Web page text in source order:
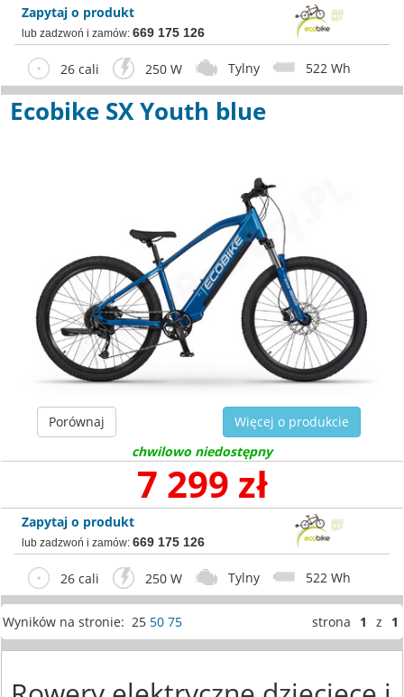
Zapytaj o produkt
lub zadzwoń i zamów: 669 175 126
26 cali 250 W Tylny 522 Wh
Ecobike SX Youth blue
Porównaj
Więcej o produkcie
chwilowo niedostępny
7 299 zł
Zapytaj o produkt
lub zadzwoń i zamów: 669 175 126
26 cali 250 W Tylny 522 Wh
strona 1 z 1
Wyników na stronie: 25 50 75